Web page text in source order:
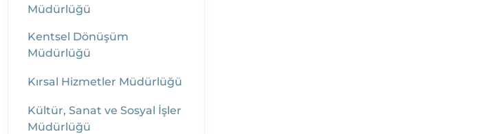
Müdürlüğü
Kentsel Dönüşüm
Müdürlüğü
Kırsal Hizmetler Müdürlüğü
Kültür, Sanat ve Sosyal İşler
Müdürlüğü